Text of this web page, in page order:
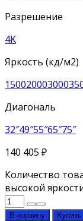
Разрешение
4K
Яркость (кд/м2)
150020003000
Диагональ
32″49″55″65″75″
140 405 ₽
Количество
высокой
В корзину